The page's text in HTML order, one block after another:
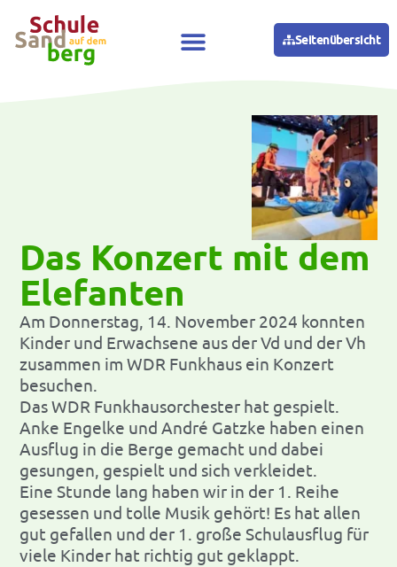
Seitenübersicht
Das Konzert mit dem
Elefanten
Am Donnerstag, 14. November 2024 konnten
Kinder und Erwachsene aus der Vd und der Vh
zusammen im WDR Funkhaus ein Konzert
besuchen.
Das WDR Funkhausorchester hat gespielt.
Anke Engelke und André Gatzke haben einen
Ausflug in die Berge gemacht und dabei
gesungen, gespielt und sich verkleidet.
Eine Stunde lang haben wir in der 1. Reihe
gesessen und tolle Musik gehört! Es hat allen
gut gefallen und der 1. große Schulausflug für
viele Kinder hat richtig gut geklappt.